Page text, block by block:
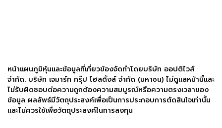
หน้าแผนภูมิหุ้นและข้อมูลที่เกี่ยวข้องจัดทำโดยบริษัท ออปติไวส์
จำกัด. บริษัท เจมาร์ท กรุ๊ป โฮลดิ้งส์ จำกัด (มหาชน) ไม่ดูแลหน้านี้และ
ไม่รับผิดชอบต่อความถูกต้องความสมบูรณ์หรือความตรงเวลาของ
ข้อมูล ผลลัพธ์มีวัตถุประสงค์เพื่อเป็นการประกอบการตัดสินใจเท่านั้น
และไม่ควรใช้เพื่อวัตถุประสงค์ในการลงทุน